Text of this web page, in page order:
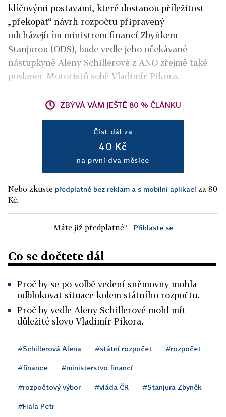
klíčovými postavami, které dostanou příležitost
„překopat“ návrh rozpočtu připravený
odcházejícím ministrem financí Zbyňkem
Stanjurou (ODS), bude vedle jeho očekávané
nástupkyně Aleny Schillerové z ANO zřejmě také
poslanec Motoristů sobě Vladimír Pikora.
ZBÝVÁ VÁM JEŠTĚ 80 % ČLÁNKU
Číst dál za
40 Kč
na první dva měsíce
Nebo zkuste předplatné bez reklam a s mobilní aplikací za 80
Kč.
Máte již předplatné? Přihlaste se
Co se dočtete dál
Proč by se po volbě vedení sněmovny mohla
odblokovat situace kolem státního rozpočtu.
Proč by vedle Aleny Schillerové mohl mít
důležité slovo Vladimír Pikora.
#Schillerová Alena #státní rozpočet #rozpočet
#finance #ministerstvo financí
#rozpočtový výbor #vláda ČR #Stanjura Zbyněk
#Fiala Petr